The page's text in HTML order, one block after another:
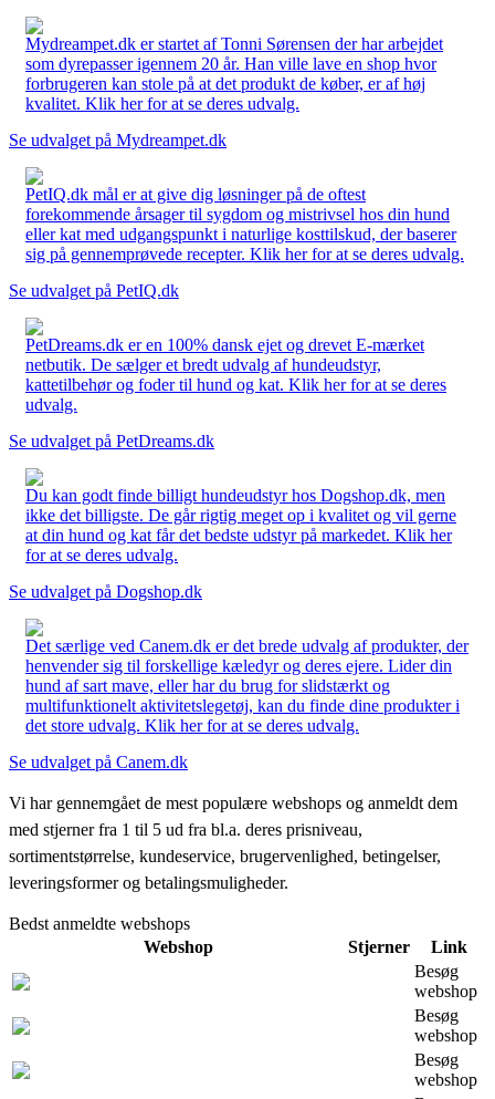
Mydreampet.dk er startet af Tonni Sørensen der har arbejdet
som dyrepasser igennem 20 år. Han ville lave en shop hvor
forbrugeren kan stole på at det produkt de køber, er af høj
kvalitet. Klik her for at se deres udvalg.
Se udvalget på Mydreampet.dk
PetIQ.dk mål er at give dig løsninger på de oftest
forekommende årsager til sygdom og mistrivsel hos din hund
eller kat med udgangspunkt i naturlige kosttilskud, der baserer
sig på gennemprøvede recepter. Klik her for at se deres udvalg.
Se udvalget på PetIQ.dk
PetDreams.dk er en 100% dansk ejet og drevet E-mærket
netbutik. De sælger et bredt udvalg af hundeudstyr,
kattetilbehør og foder til hund og kat. Klik her for at se deres
udvalg.
Se udvalget på PetDreams.dk
Du kan godt finde billigt hundeudstyr hos Dogshop.dk, men
ikke det billigste. De går rigtig meget op i kvalitet og vil gerne
at din hund og kat får det bedste udstyr på markedet. Klik her
for at se deres udvalg.
Se udvalget på Dogshop.dk
Det særlige ved Canem.dk er det brede udvalg af produkter, der
henvender sig til forskellige kæledyr og deres ejere. Lider din
hund af sart mave, eller har du brug for slidstærkt og
multifunktionelt aktivitetslegetøj, kan du finde dine produkter i
det store udvalg. Klik her for at se deres udvalg.
Se udvalget på Canem.dk
Vi har gennemgået de mest populære webshops og anmeldt dem
med stjerner fra 1 til 5 ud fra bl.a. deres prisniveau,
sortimentstørrelse, kundeservice, brugervenlighed, betingelser,
leveringsformer og betalingsmuligheder.
Bedst anmeldte webshops
Webshop
Stjerner
Link
Besøg
webshop
Besøg
webshop
Besøg
webshop